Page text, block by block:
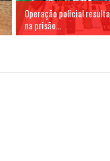
Operação policial resulta
na prisão...